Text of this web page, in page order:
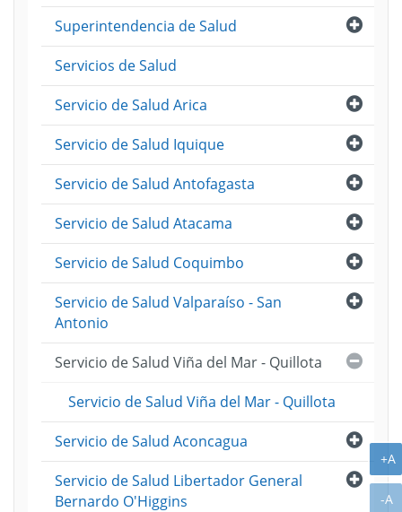
Abrir
Superintendencia de Salud
Servicios de Salud
Abrir
Servicio de Salud Arica
Abrir
Servicio de Salud Iquique
Abrir
Servicio de Salud Antofagasta
Abrir
Servicio de Salud Atacama
Abrir
Servicio de Salud Coquimbo
Abrir
Servicio de Salud Valparaíso - San
Antonio
Servicio de Salud Viña del Mar - Quillota
Servicio de Salud Viña del Mar - Quillota
Abrir
Servicio de Salud Aconcagua
Abrir
Servicio de Salud Libertador General
Bernardo O'Higgins
+A
-A